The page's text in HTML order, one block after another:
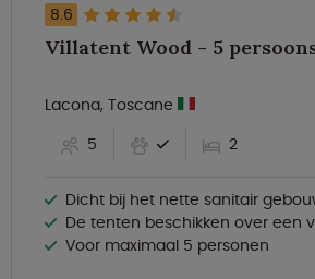
8.6
Villatent Wood - 5
Lacona, Toscane
5
2
Dicht bij het nette sanitair
De tenten beschikken over een ventilator
Voor maximaal 5 personen